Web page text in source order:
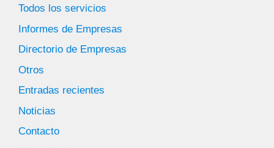
Todos los servicios
Informes de Empresas
Directorio de Empresas
Otros
Entradas recientes
Noticias
Contacto